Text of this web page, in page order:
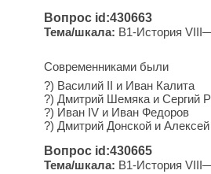
Вопрос id:430663
Тема/шкала: B1-История
Современниками были
?) Василий II и Иван Калита
?) Дмитрий Шемяка и Сергий
?) Иван IV и Иван Федоров
?) Дмитрий Донской и
Вопрос id:430665
Тема/шкала: B1-История